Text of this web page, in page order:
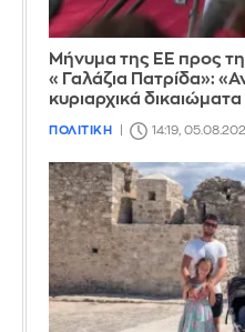
Μήνυμα της ΕΕ προς
«Γαλάζια Πατρίδα»:
κυριαρχικά
ΠΟΛΙΤΙΚΗ 14:19,